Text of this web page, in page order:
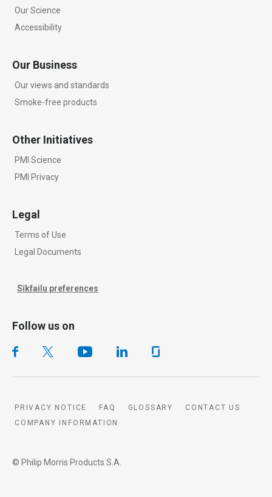
Our Science
Accessibility
Our Business
Our views and standards
Smoke-free products
Other Initiatives
PMI Science
PMI Privacy
Legal
Terms of Use
Legal Documents
Sīkfailu preferences
Follow us on
PRIVACY NOTICE FAQ GLOSSARY
CONTACT US
COMPANY INFORMATION
© Philip Morris Products S.A.